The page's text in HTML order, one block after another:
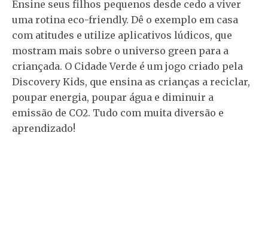
Ensine seus filhos pequenos desde cedo a viver
uma rotina eco-friendly. Dê o exemplo em casa
com atitudes e utilize aplicativos lúdicos, que
mostram mais sobre o universo green para a
criançada. O Cidade Verde é um jogo criado pela
Discovery Kids, que ensina as crianças a reciclar,
poupar energia, poupar água e diminuir a
emissão de CO2. Tudo com muita diversão e
aprendizado!